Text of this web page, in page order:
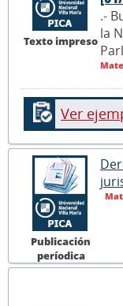
Texto impreso
.-
la
Ver
Publicación
períodica